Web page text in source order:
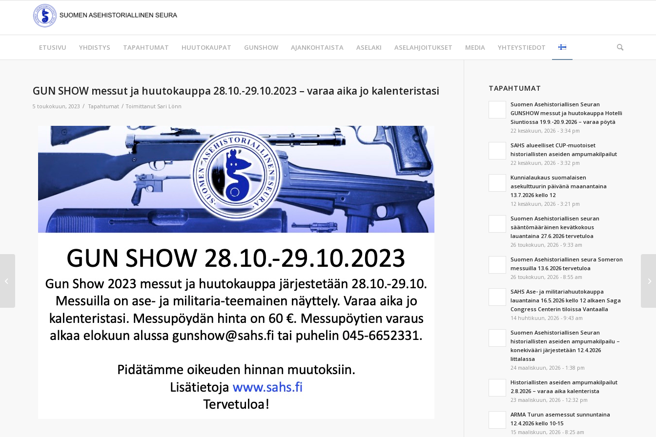
ETUSIVU YHDISTYS TAPAHTUMAT HUUTOKAUPAT GUNSHOW AJANKOHTAISTA ASELAKI ASELAHJOITUKSET MEDIA YHTEYSTIEDOT
GUN SHOW messut ja huutokauppa 28.10.-29.10.2023 – varaa aika jo kalenteristasi
5 toukokuun, 2023 / Tapahtumat / Toimittanut Sari Lönn
TAPAHTUMAT
Suomen Asehistoriallisen Seuran
GUNSHOW messut ja huutokauppa Hotelli
Siuntiossa 19.9.-20.9.2026 – varaa pöytä
22 kesäkuun, 2026 - 3:34 pm
SAHS alueelliset CUP-muotoiset
historiallisten aseiden ampumakilpailut
22 kesäkuun, 2026 - 3:32 pm
Kunnialaukaus suomalaisen
asekulttuurin päivänä maanantaina
13.7.2026 kello 12
12 kesäkuun, 2026 - 3:21 pm
Suomen Asehistoriallisen seuran
sääntömääräinen kevätkokous
lauantaina 27.6.2026 tervetuloa
26 toukokuun, 2026 - 9:33 am
Suomen Asehistoriallinen seura Someron
messuilla 13.6.2026 tervetuloa
26 toukokuun, 2026 - 8:55 am
SAHS Ase- ja militariahuutokauppa
lauantaina 16.5.2026 kello 12 alkaen Saga
Congress Centerin tiloissa Vantaalla
14 huhtikuun, 2026 - 9:43 am
Suomen Asehistoriallisen Seuran
historiallisten aseiden ampumakilpailu –
konekivääri järjestetään 12.4.2026
Iittalassa
24 maaliskuun, 2026 - 1:38 pm
Historiallisten aseiden ampumakilpailut
2.8.2026 – varaa aika kalenterista
23 maaliskuun, 2026 - 12:32 pm
ARMA Turun asemessut sunnuntaina
12.4.2026 kello 10-15
15 maaliskuun, 2026 - 8:25 am
SAHS historiallisten aseiden
ampumakilpailut sunnuntaina
6.8.2023 kello 11.30...